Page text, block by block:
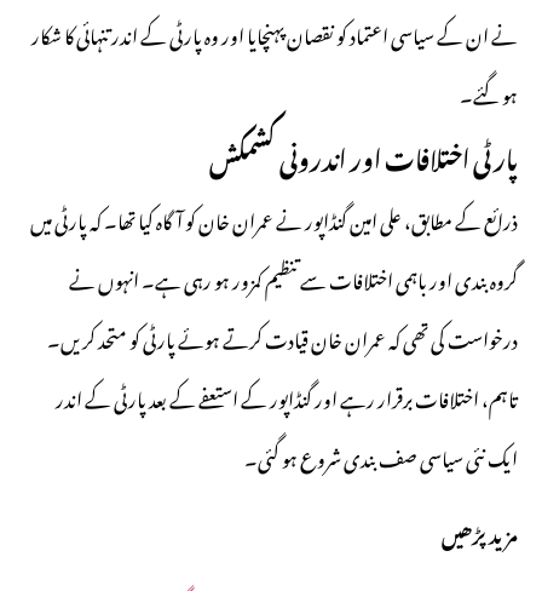
نے ان کے سیاسی اعتماد کو نقصان پہنچایا اور وہ پارٹی کے اندر تنہائی کا شکار
ہو گئے۔
پارٹی اختلافات اور اندرونی کشمکش
ذرائع کے مطابق، علی امین گنڈاپور نے عمران خان کو آگاہ کیا تھا۔ کہ پارٹی میں
گروہ بندی اور باہمی اختلافات سے تنظیم کمزور ہو رہی ہے۔ انہوں نے
درخواست کی تھی کہ عمران خان قیادت کرتے ہوئے پارٹی کو متحد کریں۔
تاہم، اختلافات برقرار رہے اور گنڈاپور کے استعفے کے بعد پارٹی کے اندر
ایک نئی سیاسی صف بندی شروع ہو گئی۔
مزید پڑھیں